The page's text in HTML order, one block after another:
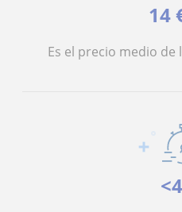
14
Es el precio medio de